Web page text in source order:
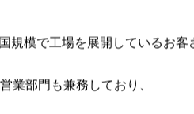
規模で工場を展開しているお客
業部門も兼務しており、